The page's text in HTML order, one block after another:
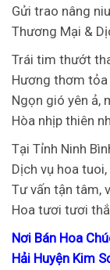
Gửi trao nâng
Thương Mại &
Trái tim thướt
Hương thơm tỏa
Ngọn gió yên ả,
Hòa nhịp thiên
Tại Tỉnh Ninh
Dịch vụ hoa
Tư vấn tận tâm,
Hoa tươi tươi
Nơi Bán Hoa
Hải Huyện Kim